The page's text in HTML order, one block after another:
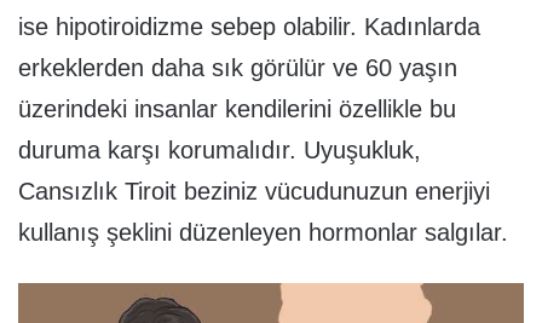
ise hipotiroidizme sebep olabilir. Kadınlarda
erkeklerden daha sık görülür ve 60 yaşın
üzerindeki insanlar kendilerini özellikle bu
duruma karşı korumalıdır. Uyuşukluk,
Cansızlık Tiroit beziniz vücudunuzun enerjiyi
kullanış şeklini düzenleyen hormonlar salgılar.